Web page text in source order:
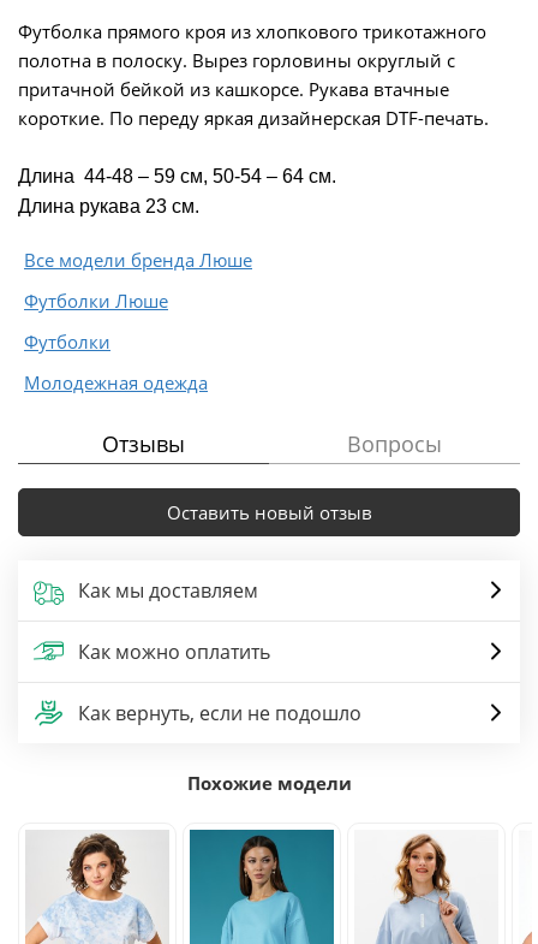
Футболка прямого кроя из хлопкового трикотажного
полотна в полоску. Вырез горловины округлый с
притачной бейкой из кашкорсе. Рукава втачные
короткие. По переду яркая дизайнерская DTF-печать.
Длина 44-48 – 59 см, 50-54 – 64 см.
Длина рукава 23 см.
Все модели бренда Люше
Футболки Люше
Футболки
Молодежная одежда
Отзывы Вопросы
Оставить новый отзыв
Как мы доставляем
Как можно оплатить
Как вернуть, если не подошло
Похожие модели